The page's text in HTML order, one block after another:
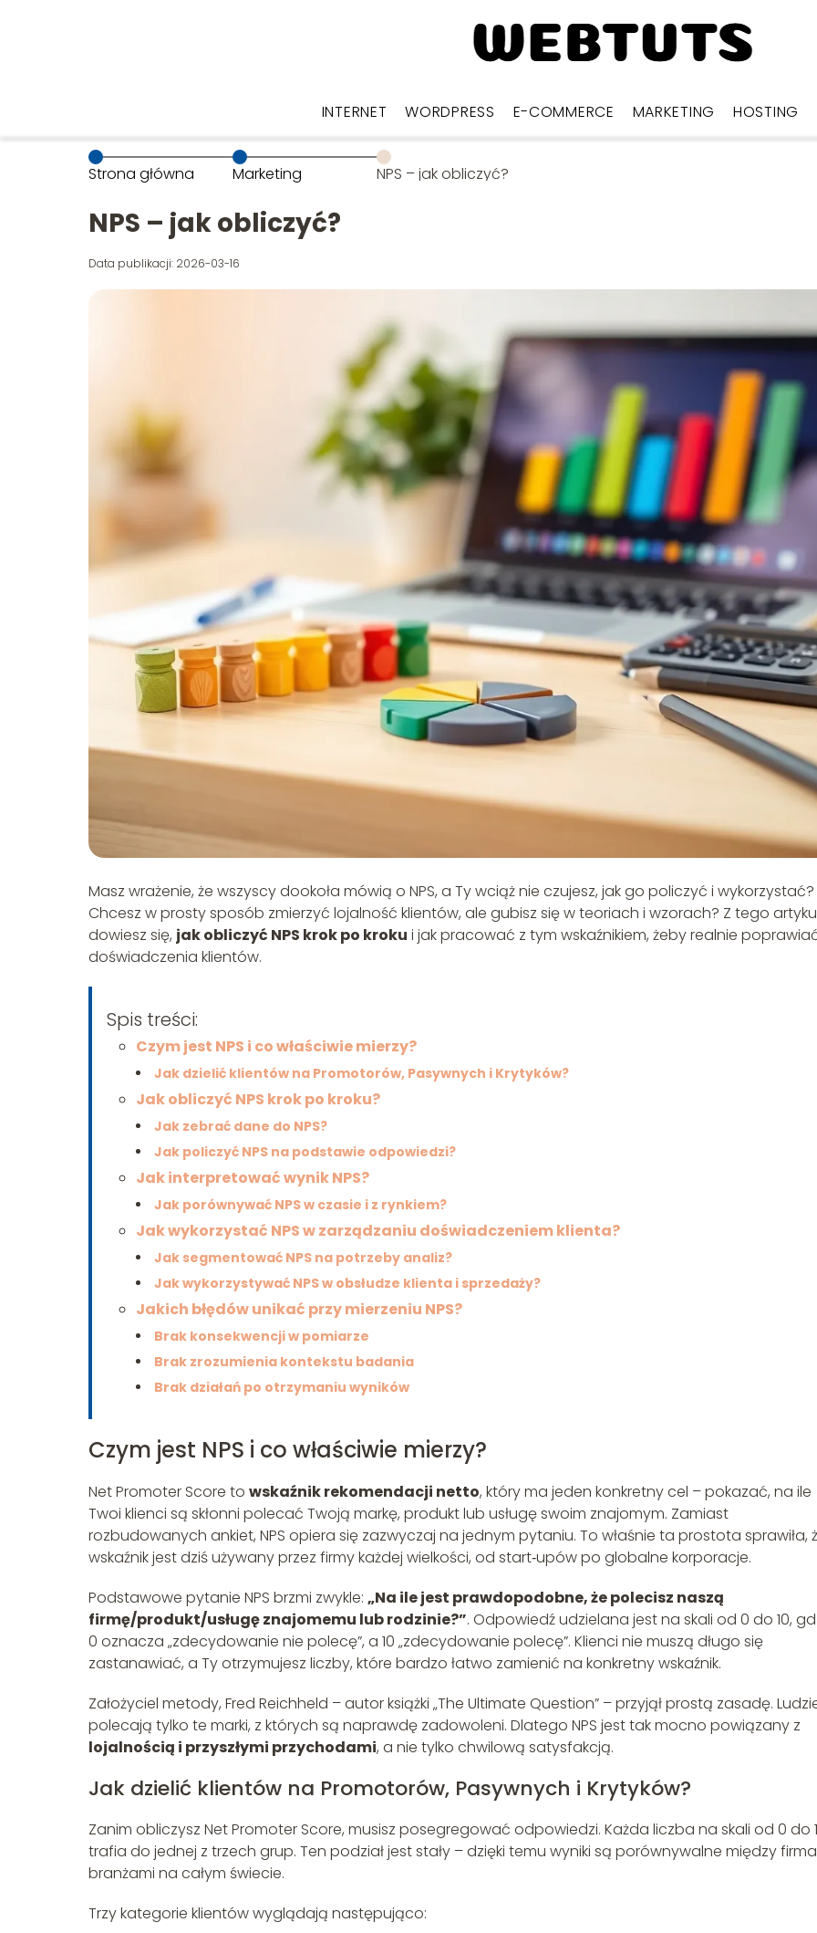
INTERNET WORDPRESS E-COMMERCE MARKETING HOSTING
Strona główna Marketing NPS – jak obliczyć?
NPS – jak obliczyć?
Data publikacji: 2026-03-16
Masz wrażenie, że wszyscy dookoła mówią o NPS, a Ty wciąż nie czujesz, jak go policzyć i wykorzystać?
Chcesz w prosty sposób zmierzyć lojalność klientów, ale gubisz się w teoriach i wzorach? Z tego
dowiesz się, jak obliczyć NPS krok po kroku i jak pracować z tym wskaźnikiem, żeby realnie
doświadczenia klientów.
Spis treści:
Czym jest NPS i co właściwie mierzy?
Jak dzielić klientów na Promotorów, Pasywnych i Krytyków?
Jak obliczyć NPS krok po kroku?
Jak zebrać dane do NPS?
Jak policzyć NPS na podstawie odpowiedzi?
Jak interpretować wynik NPS?
Jak porównywać NPS w czasie i z rynkiem?
Jak wykorzystać NPS w zarządzaniu doświadczeniem klienta?
Jak segmentować NPS na potrzeby analiz?
Jak wykorzystywać NPS w obsłudze klienta i sprzedaży?
Jakich błędów unikać przy mierzeniu NPS?
Brak konsekwencji w pomiarze
Brak zrozumienia kontekstu badania
Brak działań po otrzymaniu wyników
Czym jest NPS i co właściwie mierzy?
Net Promoter Score to wskaźnik rekomendacji netto, który ma jeden konkretny cel – pokazać, na ile
Twoi klienci są skłonni polecać Twoją markę, produkt lub usługę swoim znajomym. Zamiast
rozbudowanych ankiet, NPS opiera się zazwyczaj na jednym pytaniu. To właśnie ta prostota sprawiła,
wskaźnik jest dziś używany przez firmy każdej wielkości, od start‑upów po globalne korporacje.
Podstawowe pytanie NPS brzmi zwykle: „Na ile jest prawdopodobne, że polecisz naszą
firmę/produkt/usługę znajomemu lub rodzinie?”. Odpowiedź udzielana jest na skali od 0 do 10,
0 oznacza „zdecydowanie nie polecę”, a 10 „zdecydowanie polecę”. Klienci nie muszą długo się
zastanawiać, a Ty otrzymujesz liczby, które bardzo łatwo zamienić na konkretny wskaźnik.
Założyciel metody, Fred Reichheld – autor książki „The Ultimate Question” – przyjął prostą zasadę.
polecają tylko te marki, z których są naprawdę zadowoleni. Dlatego NPS jest tak mocno powiązany z
lojalnością i przyszłymi przychodami, a nie tylko chwilową satysfakcją.
Jak dzielić klientów na Promotorów, Pasywnych i Krytyków?
Zanim obliczysz Net Promoter Score, musisz posegregować odpowiedzi. Każda liczba na skali od 0 do
trafia do jednej z trzech grup. Ten podział jest stały – dzięki temu wyniki są porównywalne między
branżami na całym świecie.
Trzy kategorie klientów wyglądają następująco: